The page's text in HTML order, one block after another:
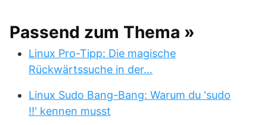
Passend zum Thema »
Linux Pro-Tipp: Die magische
Rückwärtssuche in der…
Linux Sudo Bang-Bang: Warum du 'sudo
!!' kennen musst